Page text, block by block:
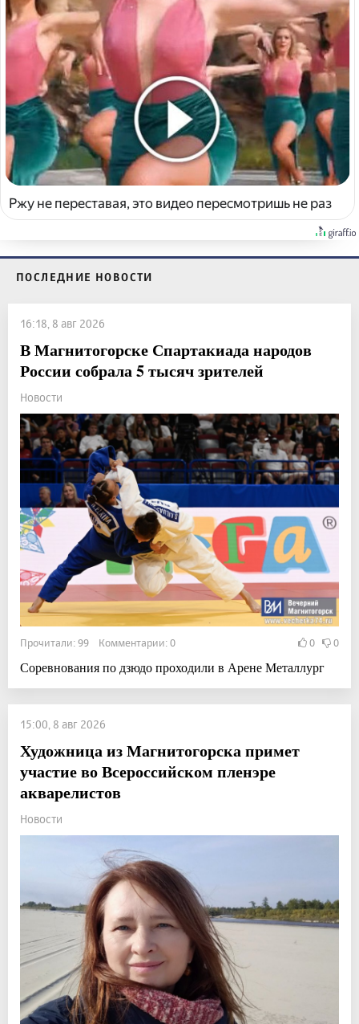
Ржу не переставая, это видео пересмотришь не раз
ПОСЛЕДНИЕ НОВОСТИ
16:18, 8 авг 2026
В Магнитогорске Спартакиада народов
России собрала 5 тысяч зрителей
Новости
Прочитали: 99 Комментарии: 0 0 0
Соревнования по дзюдо проходили в Арене Металлург
15:00, 8 авг 2026
Художница из Магнитогорска примет
участие во Всероссийском пленэре
акварелистов
Новости